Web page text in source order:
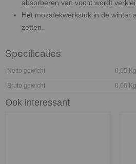
absorberen van vocht wordt
Het mozaïekwerkstuk in de winter
zetten.
Specificaties
Netto gewicht 0,05 Kg
Bruto gewicht 0,06 Kg
Ook interessant